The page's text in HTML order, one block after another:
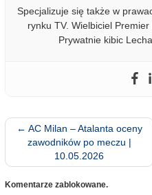
Specjalizuje się także w
rynku TV. Wielbiciel
Prywatnie kibic
← AC Milan – Atalanta oceny
zawodników po meczu |
10.05.2026
Komentarze zablokowane.